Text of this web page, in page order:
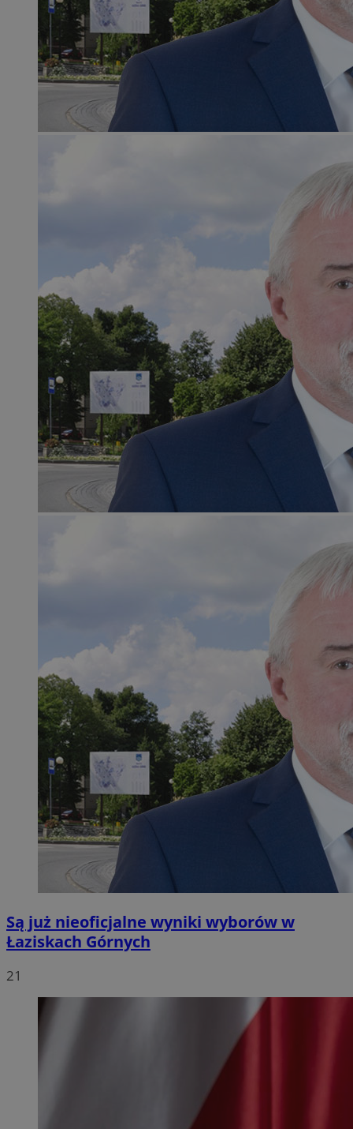
Są już nieoficjalne wyniki wyborów w
Łaziskach Górnych
21